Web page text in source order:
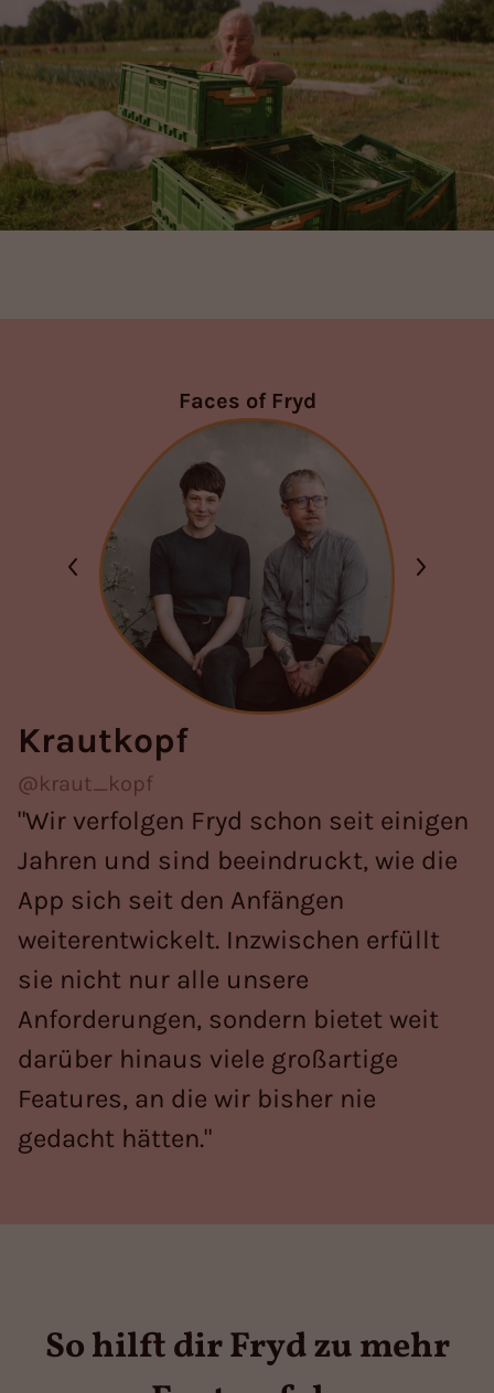
Faces of Fryd
Krautkopf
@kraut_kopf
"Wir verfolgen Fryd schon seit einigen
Jahren und sind beeindruckt, wie die
App sich seit den Anfängen
weiterentwickelt. Inzwischen erfüllt
sie nicht nur alle unsere
Anforderungen, sondern bietet weit
darüber hinaus viele großartige
Features, an die wir bisher nie
gedacht hätten."
So hilft dir Fryd zu mehr